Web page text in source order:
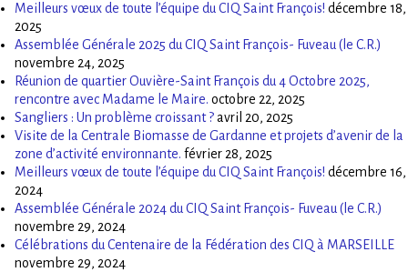
Meilleurs vœux de toute l’équipe du CIQ Saint François! décembre 18,
2025
Assemblée Générale 2025 du CIQ Saint François- Fuveau (le C.R.)
novembre 24, 2025
Réunion de quartier Ouvière-Saint François du 4 Octobre 2025,
rencontre avec Madame le Maire. octobre 22, 2025
Sangliers : Un problème croissant ?avril 20, 2025
Visite de la Centrale Biomasse de Gardanne et projets d’avenir de la
zone d’activité environnante. février 28, 2025
Meilleurs vœux de toute l’équipe du CIQ Saint François! décembre 16,
2024
Assemblée Générale 2024 du CIQ Saint François- Fuveau (le C.R.)
novembre 29, 2024
Célébrations du Centenaire de la Fédération des CIQ à MARSEILLE
novembre 29, 2024